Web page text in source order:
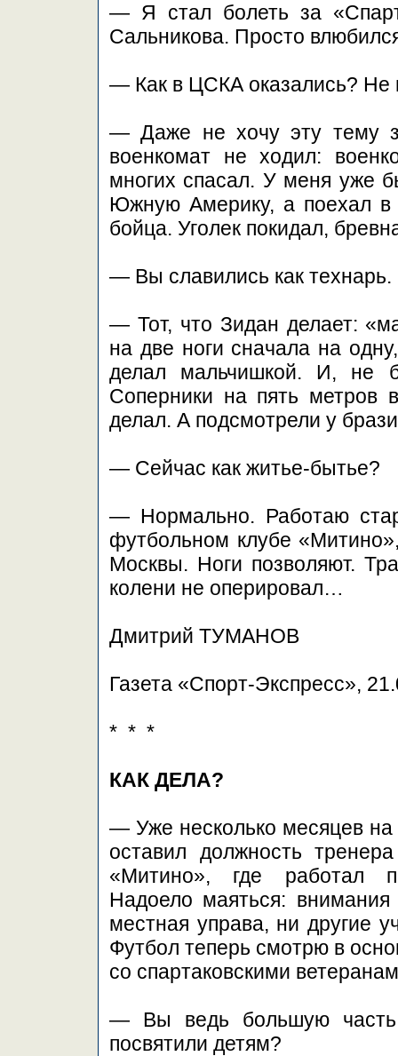
— Я стал болеть за
Сальникова. Просто
— Как в ЦСКА оказались? Не
— Даже не хочу эту тему
военкомат не ходил:
многих спасал. У меня уже
Южную Америку, а поехал в
бойца. Уголек покидал,
— Вы славились как
— Тот, что Зидан делает:
на две ноги сначала на
делал мальчишкой. И, не
Соперники на пять метров
делал. А подсмотрели у
— Сейчас как житье-бытье?
— Нормально. Работаю
футбольном клубе
Москвы. Ноги позволяют.
колени не оперировал…
Дмитрий ТУМАНОВ
Газета «Спорт-Экспресс»,
* * *
КАК ДЕЛА?
— Уже несколько месяцев на
оставил должность
«Митино», где работал
Надоело маяться:
местная управа, ни другие
Футбол теперь смотрю в
со спартаковскими
— Вы ведь большую часть
посвятили детям?